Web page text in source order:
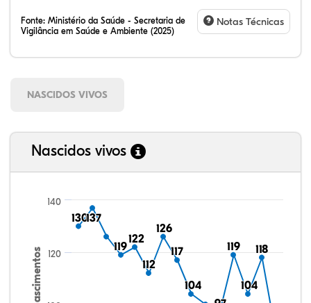
Fonte: Ministério da Saúde - Secretaria de
Vigilância em Saúde e Ambiente (2025)
Notas Técnicas
NASCIDOS VIVOS
Nascidos vivos
Nascimentos
130
130137
137
119
119
122
122
112
112
126
126
117
117
104
104
119
119
104
104
118
118
120
140